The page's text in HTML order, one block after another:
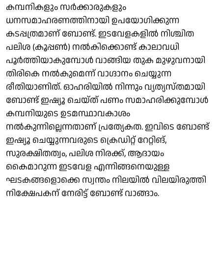
കമ്പനികളും സർക്കാരുകളും
ധനസമാഹരണത്തിനായി ഉപയോ​ഗിക്കുന്ന
കടപ്പത്രമാണ് ബോണ്ട്. ഇടവേളകളിൽ നിശ്ചിത
പലിശ (കൂപ്പൺ) നൽകിക്കൊണ്ട് കാലാവധി
പൂർത്തിയാകുമ്പോൾ വാങ്ങിയ തുക മുഴുവനായി
തിരികെ നൽകുമെന്ന് വാ​ഗ്ദാനം ചെയ്യുന്ന
രീതിയാണിത്. ഓഹരിയിൽ നിന്നും വ്യത്യസ്തമായി
ബോണ്ട് ഇഷ്യൂ ചെയ്ത് പണം സമാഹരിക്കുമ്പോൾ
കമ്പനിയുടെ ഉടമസ്ഥാവകാശം
നൽകുന്നില്ലെന്നതാണ് പ്രത്യേകത. ഇവിടെ ബോണ്ട്
ഇഷ്യൂ ചെയ്യുന്നവരുടെ ക്രെഡിറ്റ് റേറ്റിങ്,
സുരക്ഷിതത്വം, പലിശ നിരക്ക്, ആദായം
കൈമാറുന്ന ഇടവേള എന്നിങ്ങനെയുള്ള
ഘടകങ്ങളൊക്കെ സ്വന്തം നിലയിൽ വിലയിരുത്തി
നിക്ഷേപകന് നേരിട്ട് ബോണ്ട് വാങ്ങാം.